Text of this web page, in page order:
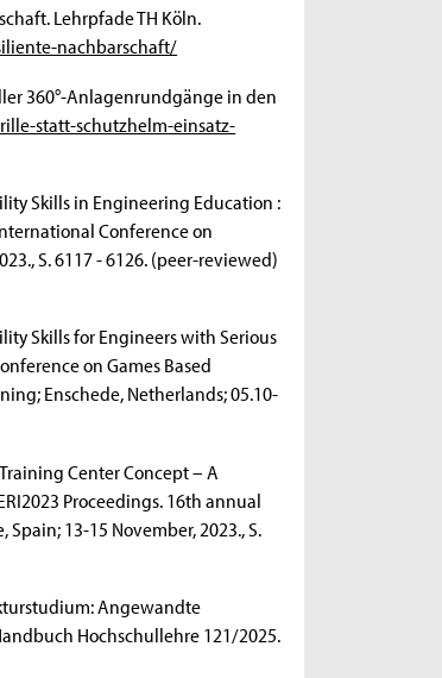
Lehrpfade TH Köln.
nachbarschaft/
360°-Anlagenrundgänge in den
statt-schutzhelm-einsatz-
Skills in Engineering Education :
Conference on
S. 6117 - 6126. (peer-reviewed)
Skills for Engineers with Serious
on Games Based
Enschede, Netherlands; 05.10-
Center Concept – A
Proceedings. 16th annual
13-15 November, 2023., S.
Angewandte
Hochschullehre 121/2025.